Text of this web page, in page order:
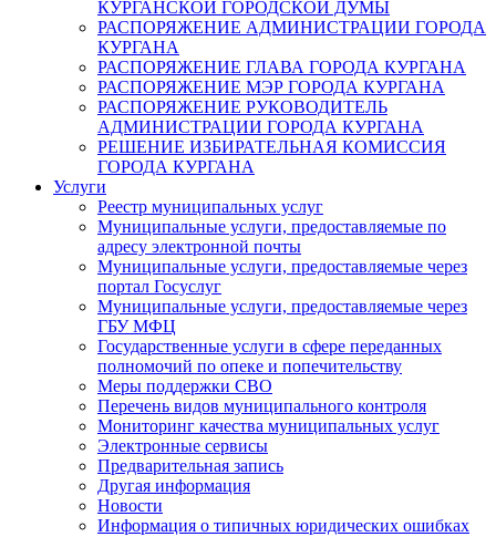
КУРГАНСКОЙ ГОРОДСКОЙ ДУМЫ
РАСПОРЯЖЕНИЕ АДМИНИСТРАЦИИ ГОРОДА
КУРГАНА
РАСПОРЯЖЕНИЕ ГЛАВА ГОРОДА КУРГАНА
РАСПОРЯЖЕНИЕ МЭР ГОРОДА КУРГАНА
РАСПОРЯЖЕНИЕ РУКОВОДИТЕЛЬ
АДМИНИСТРАЦИИ ГОРОДА КУРГАНА
РЕШЕНИЕ ИЗБИРАТЕЛЬНАЯ КОМИССИЯ
ГОРОДА КУРГАНА
Услуги
Реестр муниципальных услуг
Муниципальные услуги, предоставляемые по
адресу электронной почты
Муниципальные услуги, предоставляемые через
портал Госуслуг
Муниципальные услуги, предоставляемые через
ГБУ МФЦ
Государственные услуги в сфере переданных
полномочий по опеке и попечительству
Меры поддержки СВО
Перечень видов муниципального контроля
Мониторинг качества муниципальных услуг
Электронные сервисы
Предварительная запись
Другая информация
Новости
Информация о типичных юридических ошибках